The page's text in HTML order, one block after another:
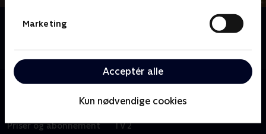
Marketing
Acceptér alle
Kun nødvendige cookies
Om Tour de France - Højdepunkter
Priser og abonnement
TV 2